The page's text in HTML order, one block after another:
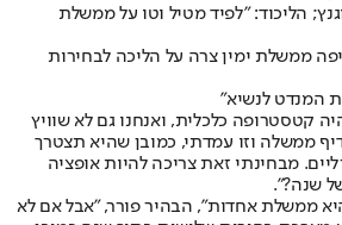
הליכוד: "לפיד מטיל וטו על ממשלת
ממשלת ימין צרה על הליכה לבחירות
המנדט לנשיא"
קטסטרופה כלכלית, ואנחנו גם לא שוויץ
ממשלה וזו עמדתי, כמובן שהיא תצטרך
מבחינתי זאת צריכה להיות אופציה
שנה?".
ממשלת אחדות", הבהיר פורר, "אבל אם לא